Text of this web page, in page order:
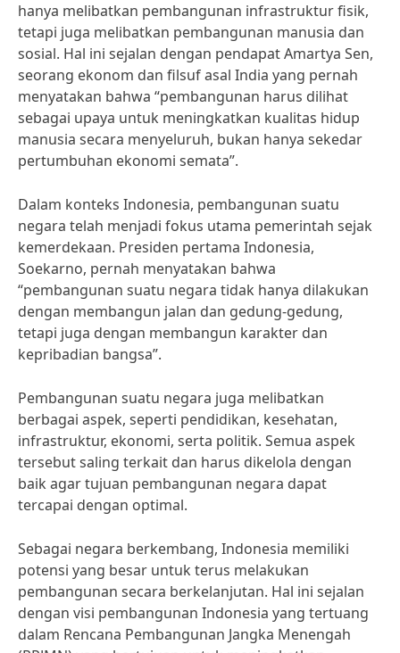
hanya melibatkan pembangunan infrastruktur fisik,
tetapi juga melibatkan pembangunan manusia dan
sosial. Hal ini sejalan dengan pendapat Amartya Sen,
seorang ekonom dan filsuf asal India yang pernah
menyatakan bahwa “pembangunan harus dilihat
sebagai upaya untuk meningkatkan kualitas hidup
manusia secara menyeluruh, bukan hanya sekedar
pertumbuhan ekonomi semata”.
Dalam konteks Indonesia, pembangunan suatu
negara telah menjadi fokus utama pemerintah sejak
kemerdekaan. Presiden pertama Indonesia,
Soekarno, pernah menyatakan bahwa
“pembangunan suatu negara tidak hanya dilakukan
dengan membangun jalan dan gedung-gedung,
tetapi juga dengan membangun karakter dan
kepribadian bangsa”.
Pembangunan suatu negara juga melibatkan
berbagai aspek, seperti pendidikan, kesehatan,
infrastruktur, ekonomi, serta politik. Semua aspek
tersebut saling terkait dan harus dikelola dengan
baik agar tujuan pembangunan negara dapat
tercapai dengan optimal.
Sebagai negara berkembang, Indonesia memiliki
potensi yang besar untuk terus melakukan
pembangunan secara berkelanjutan. Hal ini sejalan
dengan visi pembangunan Indonesia yang tertuang
dalam Rencana Pembangunan Jangka Menengah